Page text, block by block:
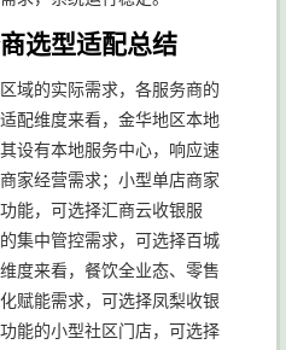
选型适配总结
域的实际需求，各服务商的
配维度来看，金华地区本地
设有本地服务中心，响应速
家经营需求；小型单店商家
能，可选择汇商云收银服
集中管控需求，可选择百城
度来看，餐饮全业态、零售
赋能需求，可选择凤梨收银
能的小型社区门店，可选择